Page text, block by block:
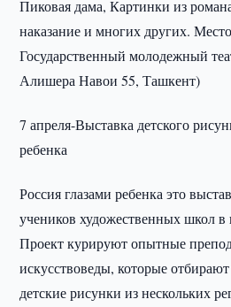
Пиковая дама, Картинки из
наказание и многих других.
Государственный молодежный
Алишера Навои 55, Ташкент)
7 апреля-Выставка детского
ребенка
Россия глазами ребенка это
учеников художественных школ в
Проект курируют опытные
искусствоведы, которые
детские рисунки из нескольких